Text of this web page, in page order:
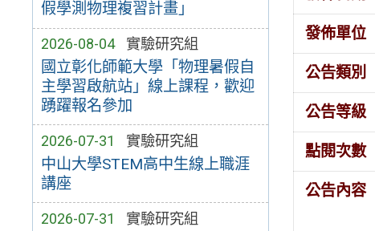
假學測物理複習計畫」
2026-08-04 實驗研究組
國立彰化師範大學「物理暑假自
主學習啟航站」線上課程，歡迎
踴躍報名參加
2026-07-31 實驗研究組
中山大學STEM高中生線上職涯
講座
2026-07-31 實驗研究組
發佈單位
公告類別
公告等級
點閱次數
公告內容